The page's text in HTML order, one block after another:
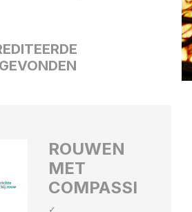
ROUWEN
MET
COMPASSIE